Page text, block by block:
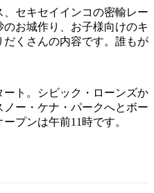
セキセイインコの密輸レー
お城作り、お子様向けのキ
くさんの内容です。誰もが
ート。シビック・ローンズか
ー・ケナ・パークへとボー
プンは午前11時です。